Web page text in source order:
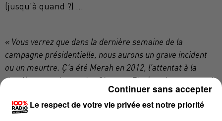
(jusqu'à quand ?) ...
« Vous verrez que dans la dernière semaine de la
campagne présidentielle, nous aurons un grave incident
ou un meurtre. Ç'a été Merah en 2012, l'attentat à la
dernière semaine sur les Champs-Elysées. Avant, on avait
eu 'Papy Voise', dont plus personne n'en a jamais entendu
parler après. Tout ça, c'est écrit d'avance ! Nous aurons le
Le respect de votre vie privée est notre priorité
Continuer sans accepter